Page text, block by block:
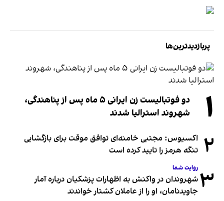
پربازدیدترین‌ها
۱
دو فوتبالیست زن ایرانی ۵ ماه پس از پناهندگی،
شهروند استرالیا شدند
۲ اکسیوس: مجتبی خامنه‌ای توافق موقت برای بازگشایی
تنگه هرمز را تایید کرده است
۳ روایت شما
شهروندان در واکنش به اظهارات پزشکیان درباره آمار
جاویدنامان، او را از عاملان کشتار خواندند